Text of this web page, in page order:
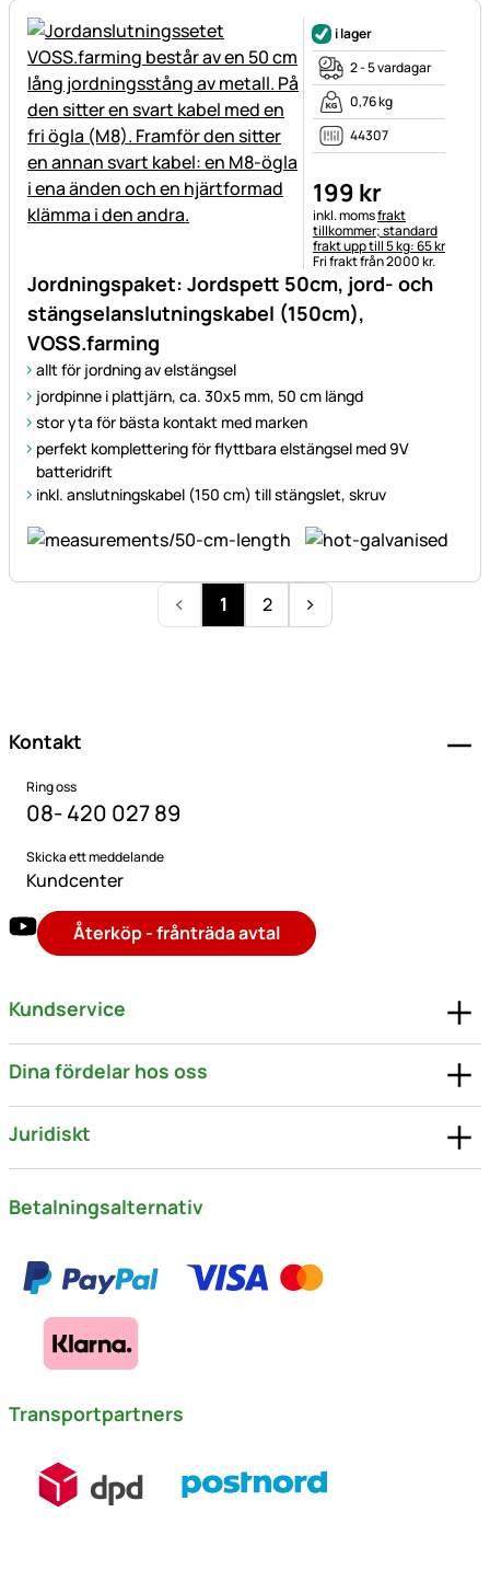
Jordningspaket: Jordspett 50cm, jord- och
stängselanslutningskabel (150cm),
VOSS.farming
allt för jordning av elstängsel
jordpinne i plattjärn, ca. 30x5 mm, 50 cm längd
stor yta för bästa kontakt med marken
perfekt komplettering för flyttbara elstängsel med 9V
batteridrift
inkl. anslutningskabel (150 cm) till stängslet, skruv
i lager
2 - 5 vardagar
0,76 kg
44307
199 kr
Skatteinformation:
inkl. momsfrakt
tillkommer; standard
frakt upp till 5 kg: 65 kr
Fri frakt från 2000 kr.
1 2
Kontakt
Ring oss
08- 420 027 89
Skicka ett meddelande
Kundcenter
Återköp - frånträda avtal
Kundservice
Dina fördelar hos oss
Juridiskt
Betalningsalternativ
Transportpartners